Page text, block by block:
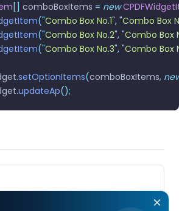
[] comboBoxItems = new
("Combo Box No.1", "Combo Box
("Combo Box No.2", "Combo Box
("Combo Box No.3", "Combo Box
.setOptionItems(comboBoxItems,
.updateAp();